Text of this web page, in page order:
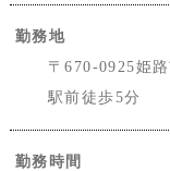
勤務地
〒670-0925姫
駅前徒歩5分
勤務時間